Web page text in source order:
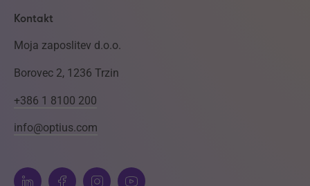
Kontakt
Moja zaposlitev d.o.o.
Borovec 2, 1236 Trzin
+386 1 8100 200
info@optius.com